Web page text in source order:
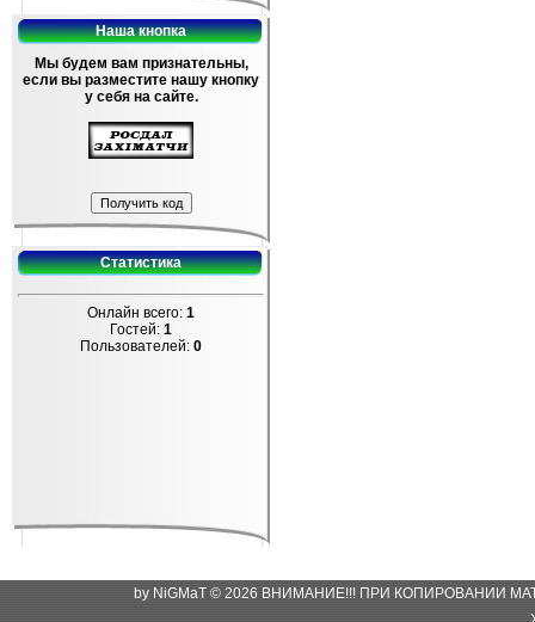
Наша кнопка
Мы будем вам признательны,
если вы разместите нашу кнопку
у себя на сайте.
Статистика
Онлайн всего: 1
Гостей: 1
Пользователей: 0
by NiGMaT © 2026 ВНИМАНИЕ!!! ПРИ КОПИРОВАНИИ